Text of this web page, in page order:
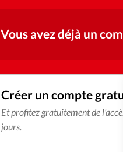
Vous avez déjà un
Créer un compte
Et profitez gratuitement de
jours.